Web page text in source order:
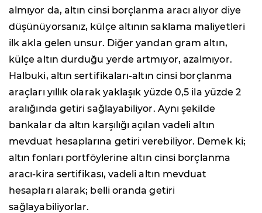
almıyor da, altın cinsi borçlanma aracı alıyor diye
düşünüyorsanız, külçe altının saklama maliyetleri
ilk akla gelen unsur. Diğer yandan gram altın,
külçe altın durduğu yerde artmıyor, azalmıyor.
Halbuki, altın sertifikaları-altın cinsi borçlanma
araçları yıllık olarak yaklaşık yüzde 0,5 ila yüzde 2
aralığında getiri sağlayabiliyor. Aynı şekilde
bankalar da altın karşılığı açılan vadeli altın
mevduat hesaplarına getiri verebiliyor. Demek ki;
altın fonları portföylerine altın cinsi borçlanma
aracı-kira sertifikası, vadeli altın mevduat
hesapları alarak; belli oranda getiri
sağlayabiliyorlar.